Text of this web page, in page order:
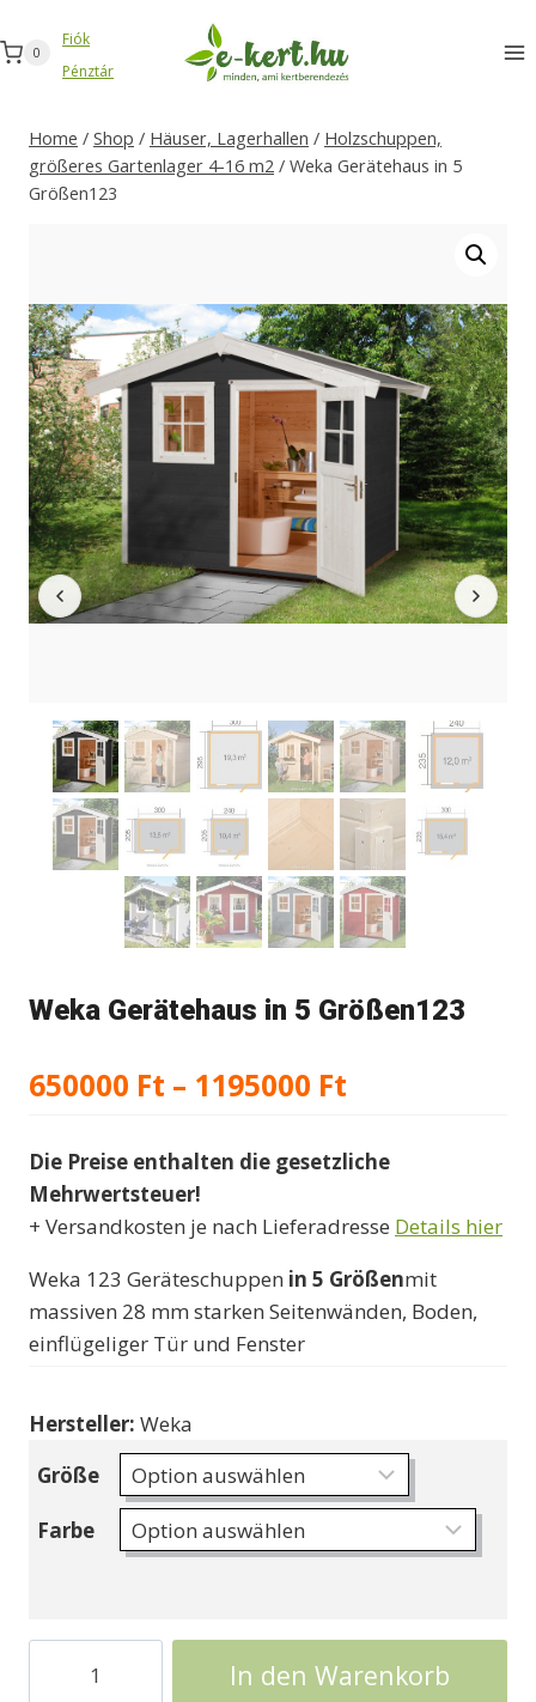
Inhalt
springen
0
Fiók
Pénztár
Home / Shop / Häuser, Lagerhallen / Holzschuppen,
größeres Gartenlager 4-16 m2 / Weka Gerätehaus in 5
Größen123
Weka Gerätehaus in 5 Größen123
650000 Ft – 1195000 Ft
bis
1195000 Ft
Die Preise enthalten die gesetzliche
Mehrwertsteuer!
+ Versandkosten je nach Lieferadresse Details hier
Weka 123 Geräteschuppen in 5 Größenmit
massiven 28 mm starken Seitenwänden, Boden,
einflügeliger Tür und Fenster
Hersteller: Weka
Größe
Farbe
Gerätehaus
In den Warenkorb